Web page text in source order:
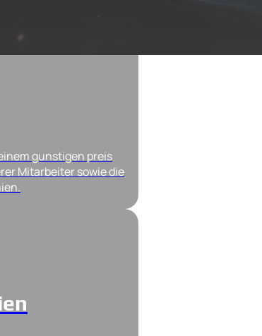
gunstigen preis
Mitarbeiter sowie die